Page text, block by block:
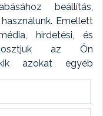
beállítás,
Emellett
hirdetési, és
az Ön
azokat egyéb
A sütik
végzünk és
töröljük. A